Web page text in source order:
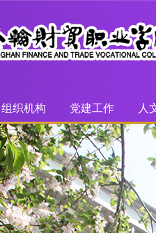
组织机构 党建工作 人